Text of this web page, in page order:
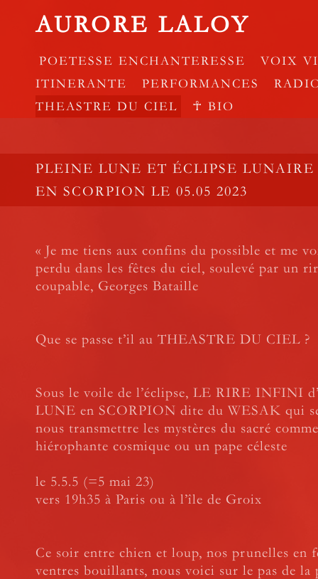
AURORE LALOY
POETESSE ENCHANTERESSE
VOIX
ITINERANTE
PERFORMANCES
THEASTRE DU CIEL
☥ BIO
PLEINE LUNE ET ÉCLIPSE
EN SCORPION LE 05.05 2023
« Je me tiens aux confins du possible et me
perdu dans les fêtes du ciel, soulevé par un
coupable, Georges Bataille
Que se passe t’il au THEASTRE DU CIEL ?
Sous le voile de l’éclipse, LE RIRE INFINI
LUNE en SCORPION dite du WESAK qui
nous transmettre les mystères du sacré
hiérophante cosmique ou un pape céleste
le 5.5.5 (=5 mai 23)
vers 19h35 à Paris ou à l’île de Groix
Ce soir entre chien et loup, nos prunelles en
ventres bouillants, nous voici sur le pas de la